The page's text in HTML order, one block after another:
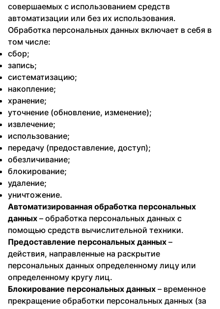
совершаемых с использованием средств
автоматизации или без их использования.
Обработка персональных данных включает в себя в
том числе:
сбор;
запись;
систематизацию;
накопление;
хранение;
уточнение (обновление, изменение);
извлечение;
использование;
передачу (предоставление, доступ);
обезличивание;
блокирование;
удаление;
уничтожение.
Автоматизированная обработка персональных
данных – обработка персональных данных с
помощью средств вычислительной техники.
Предоставление персональных данных –
действия, направленные на раскрытие
персональных данных определенному лицу или
определенному кругу лиц.
Блокирование персональных данных – временное
прекращение обработки персональных данных (за